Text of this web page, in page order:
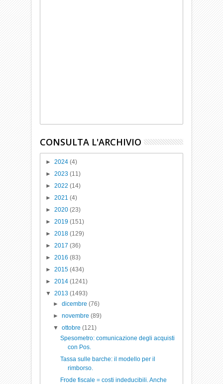
CONSULTA L'ARCHIVIO
►2024(4)
►2023(11)
►2022(14)
►2021(4)
►2020(23)
►2019(151)
►2018(129)
►2017(36)
►2016(83)
►2015(434)
►2014(1241)
▼2013(1493)
► dicembre (76)
► novembre (89)
▼ ottobre (121)
Spesometro: comunicazione degli acquisti
con Pos.
Tassa sulle barche: il modello per il
rimborso.
Frode fiscale = costi indeducibili. Anche